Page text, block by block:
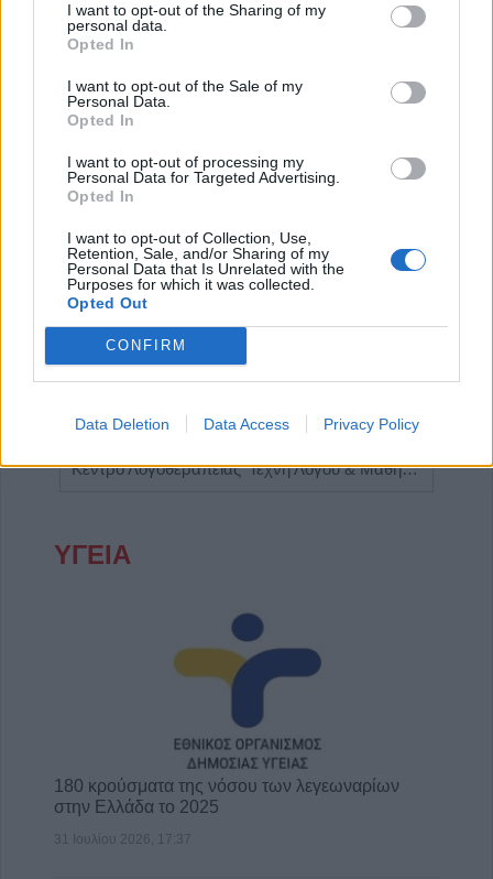
I want to opt-out of the Sharing of my
personal data.
Opted In
I want to opt-out of the Sale of my
Personal Data.
Opted In
I want to opt-out of processing my
Personal Data for Targeted Advertising.
Opted In
I want to opt-out of Collection, Use,
Retention, Sale, and/or Sharing of my
Personal Data that Is Unrelated with the
Purposes for which it was collected.
Opted Out
CONFIRM
Data Deletion Data Access Privacy Policy
Έναρξη Προηγούμενο …
Επόμενο Τέλος Σελίδα 1 από 7
ΕΠΑΓΓΕΛΜΑΤΙΕΣ ΥΓΕΙΑΣ
Ειδικός Γαστρεντερολόγος - Ηπατολόγος "Γεώργιος Μάνθος" Κέντρο Λογοθεραπείας 'Τέχνη Λόγου & Μάθησης'
ΥΓΕΙΑ
180 κρούσματα της νόσου των λεγεωναρίων
στην Ελλάδα το 2025
31 Ιουλίου 2026, 17:37